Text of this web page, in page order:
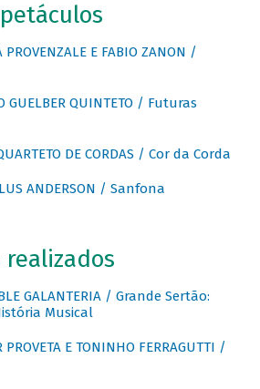
PROVENZALE E FABIO ZANON /
GUELBER QUINTETO / Futuras
DE CORDAS / Cor da Corda
ANDERSON / Sanfona
realizados
GALANTERIA / Grande Sertão:
Musical
PROVETA E TONINHO FERRAGUTTI /